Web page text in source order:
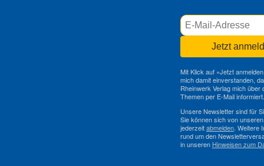
Jetzt
Mit Klick auf »Jetzt
mich damit einverstanden,
Rheinwerk Verlag mich über
Themen per E-Mail informiert.
Unsere Newsletter sind für
Sie können sich von
jederzeitabmelden. Weitere
rund um den
in unseren Hinweisen zum